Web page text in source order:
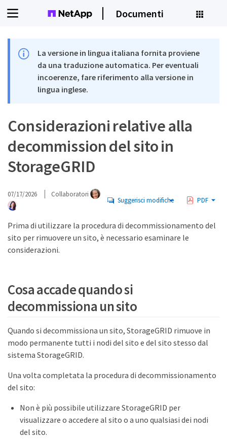
Documenti
La versione in lingua italiana fornita proviene
da una traduzione automatica. Per eventuali
incoerenze, fare riferimento alla versione in
lingua inglese.
Considerazioni relative alla
decommission del sito in
StorageGRID
07/17/2026 Collaboratori
Suggerisci modifiche PDF
Prima di utilizzare la procedura di decommissionamento del
sito per rimuovere un sito, è necessario esaminare le
considerazioni.
Cosa accade quando si
decommissiona un sito
Quando si decommissiona un sito, StorageGRID rimuove in
modo permanente tutti i nodi del sito e del sito stesso dal
sistema StorageGRID.
Una volta completata la procedura di decommissionamento
del sito:
Non è più possibile utilizzare StorageGRID per
visualizzare o accedere al sito o a uno qualsiasi dei nodi
del sito.